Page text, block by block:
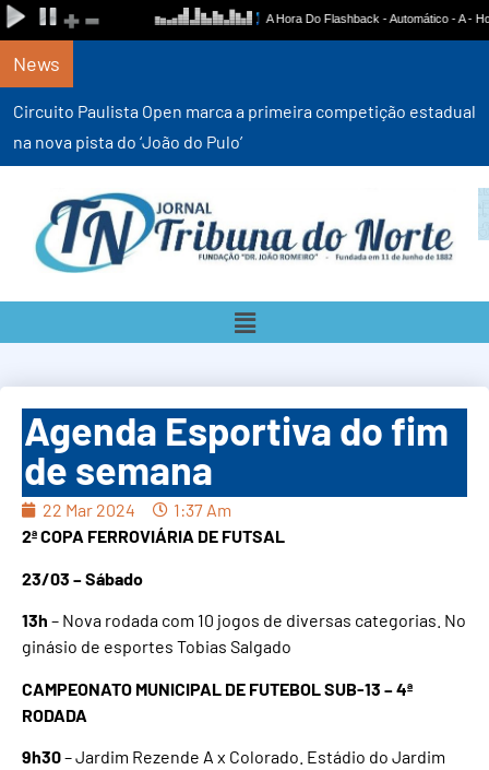
News
Circuito Paulista Open marca a primeira competição estadual
na nova pista do ‘João do Pulo’
Agenda Esportiva do fim
de semana
22 Mar 2024
1:37 Am
2ª COPA FERROVIÁRIA DE FUTSAL
23/03 – Sábado
13h – Nova rodada com 10 jogos de diversas categorias. No
ginásio de esportes Tobias Salgado
CAMPEONATO MUNICIPAL DE FUTEBOL SUB-13 – 4ª
RODADA
9h30– Jardim Rezende A x Colorado. Estádio do Jardim